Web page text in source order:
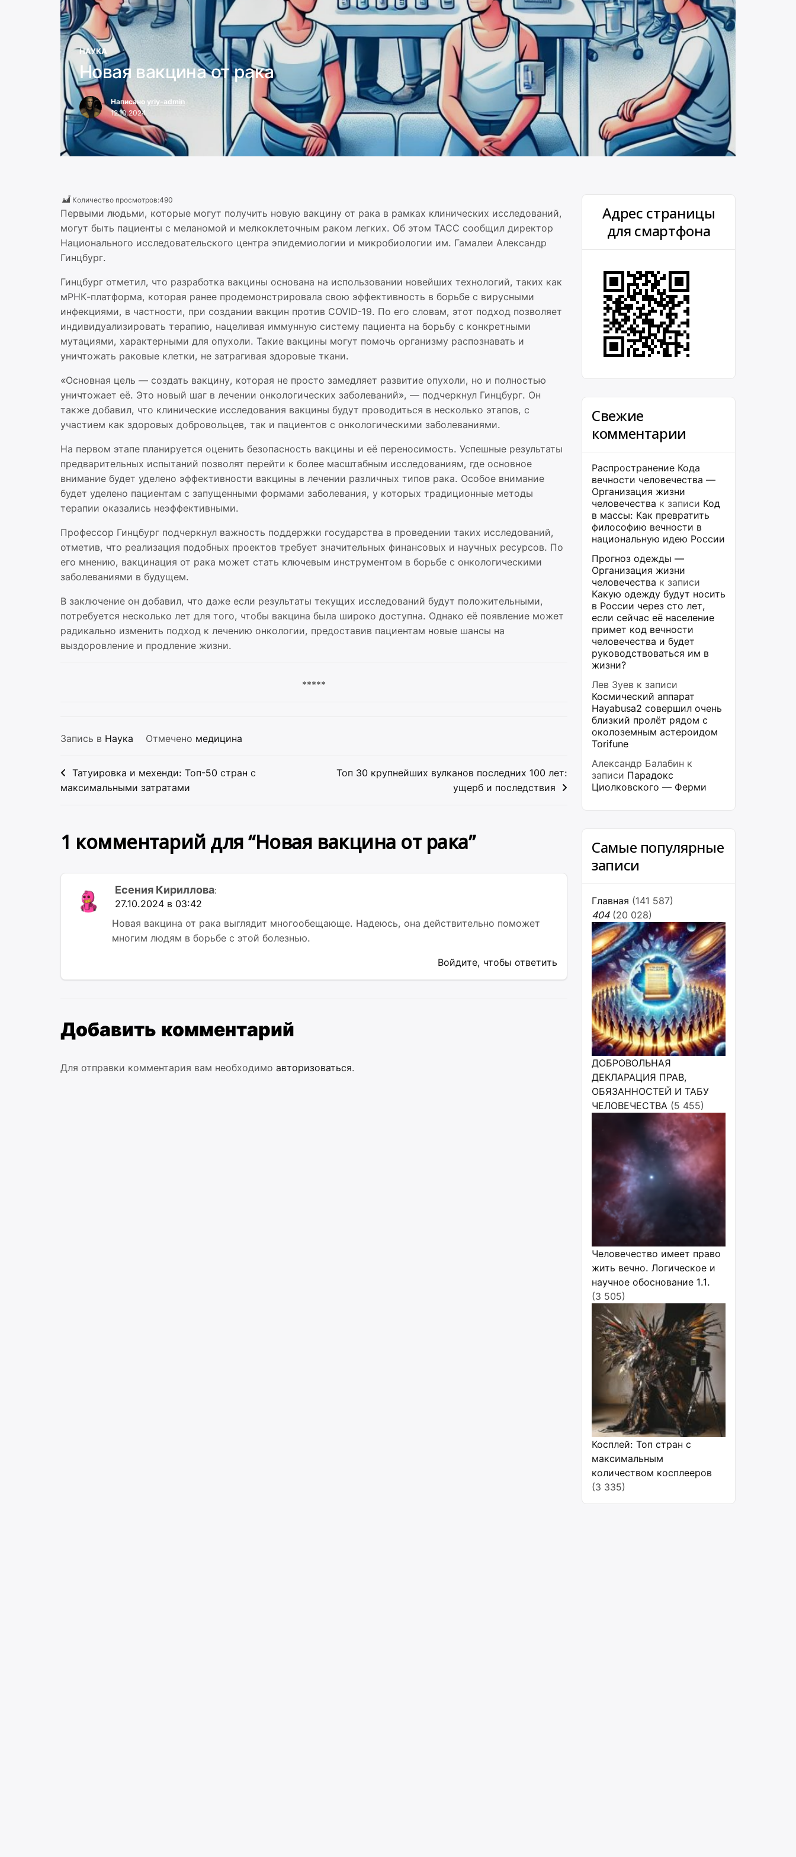
НАУКА
Новая вакцина от рака
Написано yriy-admin
12.10.2024
Количество просмотров:490
Первыми людьми, которые могут получить новую вакцину от рака в рамках клинических исследований,
могут быть пациенты с меланомой и мелкоклеточным раком легких. Об этом ТАСС сообщил директор
Национального исследовательского центра эпидемиологии и микробиологии им. Гамалеи Александр
Гинцбург.
Гинцбург отметил, что разработка вакцины основана на использовании новейших технологий, таких как
мРНК-платформа, которая ранее продемонстрировала свою эффективность в борьбе с вирусными
инфекциями, в частности, при создании вакцин против COVID-19. По его словам, этот подход позволяет
индивидуализировать терапию, нацеливая иммунную систему пациента на борьбу с конкретными
мутациями, характерными для опухоли. Такие вакцины могут помочь организму распознавать и
уничтожать раковые клетки, не затрагивая здоровые ткани.
«Основная цель — создать вакцину, которая не просто замедляет развитие опухоли, но и полностью
уничтожает её. Это новый шаг в лечении онкологических заболеваний», — подчеркнул Гинцбург. Он
также добавил, что клинические исследования вакцины будут проводиться в несколько этапов, с
участием как здоровых добровольцев, так и пациентов с онкологическими заболеваниями.
На первом этапе планируется оценить безопасность вакцины и её переносимость. Успешные результаты
предварительных испытаний позволят перейти к более масштабным исследованиям, где основное
внимание будет уделено эффективности вакцины в лечении различных типов рака. Особое внимание
будет уделено пациентам с запущенными формами заболевания, у которых традиционные методы
терапии оказались неэффективными.
Профессор Гинцбург подчеркнул важность поддержки государства в проведении таких исследований,
отметив, что реализация подобных проектов требует значительных финансовых и научных ресурсов. По
его мнению, вакцинация от рака может стать ключевым инструментом в борьбе с онкологическими
заболеваниями в будущем.
В заключение он добавил, что даже если результаты текущих исследований будут положительными,
потребуется несколько лет для того, чтобы вакцина была широко доступна. Однако её появление может
радикально изменить подход к лечению онкологии, предоставив пациентам новые шансы на
выздоровление и продление жизни.
*****
Запись в Наука Отмечено медицина
Навигация
по
Татуировка и мехенди: Топ-50 стран с
максимальными затратами
Топ 30 крупнейших вулканов последних 100 лет:
ущерб и последствия
1 комментарий для “Новая вакцина от рака”
Есения Кириллова:
27.10.2024 в 03:42
Новая вакцина от рака выглядит многообещающе. Надеюсь, она действительно поможет
многим людям в борьбе с этой болезнью.
Войдите, чтобы ответить
Добавить комментарий
Для отправки комментария вам необходимо авторизоваться.
Адрес страницы
для смартфона
Свежие
комментарии
Распространение Кода
вечности человечества —
Организация жизни
человечества к записи Код
в массы: Как превратить
философию вечности в
национальную идею России
Прогноз одежды —
Организация жизни
человечества к записи
Какую одежду будут носить
в России через сто лет,
если сейчас её население
примет код вечности
человечества и будет
руководствоваться им в
жизни?
Лев Зуев к записи
Космический аппарат
Hayabusa2 совершил очень
близкий пролёт рядом с
околоземным астероидом
Torifune
Александр Балабин к
записи Парадокс
Циолковского — Ферми
Самые популярные
записи
Главная (141 587)
404 (20 028)
ДОБРОВОЛЬНАЯ
ДЕКЛАРАЦИЯ ПРАВ,
ОБЯЗАННОСТЕЙ И ТАБУ
ЧЕЛОВЕЧЕСТВА (5 455)
Человечество имеет право
жить вечно. Логическое и
научное обоснование 1.1.
(3 505)
Косплей: Топ стран с
максимальным
количеством косплееров
(3 335)